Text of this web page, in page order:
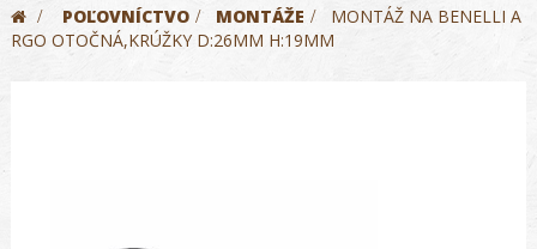
> POĽOVNÍCTVO > MONTÁŽE >
MONTÁŽ NA BENELLI A
RGO OTOČNÁ,KRÚŽKY D:26MM H:19MM